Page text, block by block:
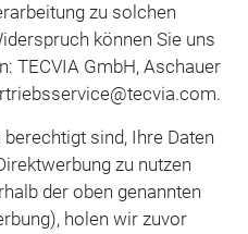
zu solchen
können Sie uns
TECVIA GmbH, Aschauer
sind, Ihre Daten
zu nutzen
der oben genannten
holen wir zuvor